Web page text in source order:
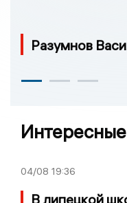
Разумнов
04/08 19:36
В липецкой